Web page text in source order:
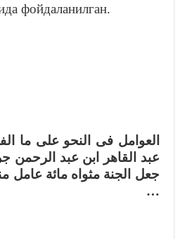
фойдаланилган.
العوامل فى النحو على ما
عبد القاهر ابن عبد الرحمن
جعل الجنة مثواه مائة عامل
…